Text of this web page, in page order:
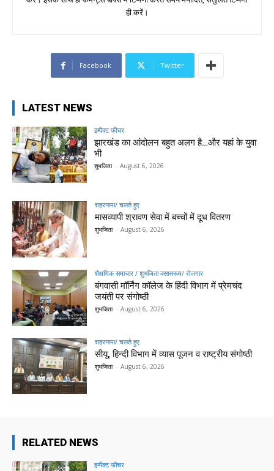
ही करें।
Facebook Twitter
LATEST NEWS
इम्पैक्ट फीचर
झारखंड का आंदोलन बहुत अलग है…और यहां के युवा
भी
शुभजिता - August 6, 2026
शहरनामा/ चलते हुए
मासव्यापी श्रावण सेवा में बच्चों में दूध वितरण
शुभजिता - August 6, 2026
शैक्षणिक समाचार / शुभजिता क्सासरूम/ रोजगार
बंगवासी मॉर्निंग कॉलेज के हिंदी विभाग में प्रेमचंद
जयंती पर संगोष्ठी
शुभजिता - August 6, 2026
शहरनामा/ चलते हुए
सीयू, हिन्दी विभाग में व्यास पूजन व राष्ट्रीय संगोष्ठी
शुभजिता - August 6, 2026
RELATED NEWS
इम्पैक्ट फीचर